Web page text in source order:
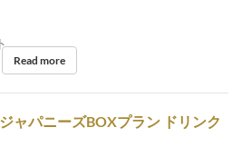
Read more
ャパニーズBOXプラン ドリンク